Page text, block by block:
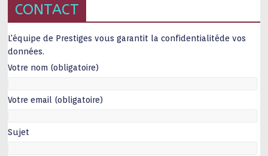
CONTACT
L'équipe de Prestiges vous garantit la confidentialitéde vos
données.
Votre nom (obligatoire)
Votre email (obligatoire)
Sujet